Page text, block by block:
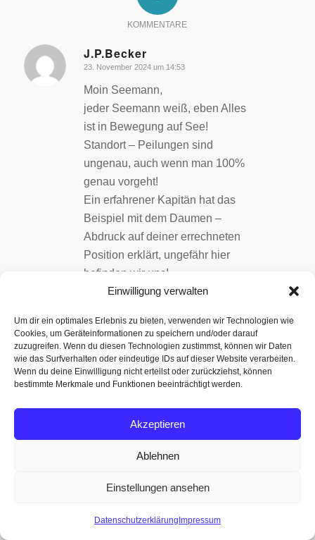
Einwilligung verwalten
Um dir ein optimales Erlebnis zu bieten, verwenden wir Technologien wie
Cookies, um Geräteinformationen zu speichern und/oder darauf
zuzugreifen. Wenn du diesen Technologien zustimmst, können wir Daten
wie das Surfverhalten oder eindeutige IDs auf dieser Website verarbeiten.
Wenn du deine Einwilligung nicht erteilst oder zurückziehst, können
bestimmte Merkmale und Funktionen beeinträchtigt werden.
Akzeptieren
Ablehnen
Einstellungen ansehen
Datenschutzerklärung Impressum
KOMMENTARE
J.P.Becker
sagte:
23. November 2024 um 14:53
Moin Seemann,
jeder Seemann weiß, eben Alles
ist in Bewegung auf See!
Standort – Peilungen sind
ungenau, auch wenn man 100%
genau vorgeht!
Ein erfahrener Kapitän hat das
Beispiel mit dem Daumen –
Abdruck auf deiner errechneten
Position erklärt, ungefähr hier
befinden wir uns!
Man will ja nur wissen, wie es
dem Weg gehen oder
Kursänderung zum gewollten Ziel.
Seefahrt ist keine Autofahrt von A
nach B, gerade das macht
Wer das nicht will benutzt GPS, in
der Hoffnung das der immer
bestehende Fehler auch hier klein
Liebe Grüße an Alle und immer